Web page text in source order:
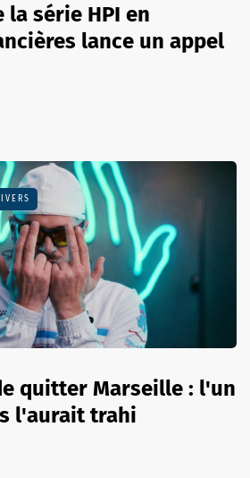
la série HPI en
lance un appel
quitter Marseille : l'un
l'aurait trahi